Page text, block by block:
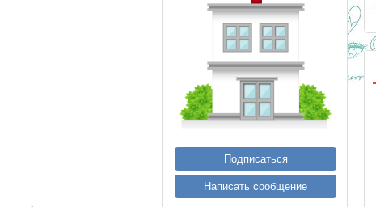
Подписаться
Написать сообщение